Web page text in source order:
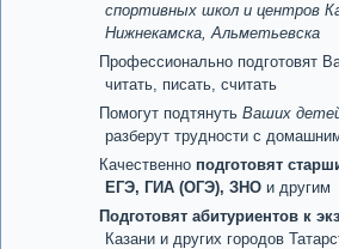
спортивных школ и центров
Нижнекамска, Альметьевска
Профессионально подготовят
читать, писать, считать
Помогут подтянуть Ваших
разберут трудности с
Качественно подготовят
ЕГЭ, ГИА (ОГЭ), ЗНО и другим
Подготовят абитуриентов к
Казани и других городов